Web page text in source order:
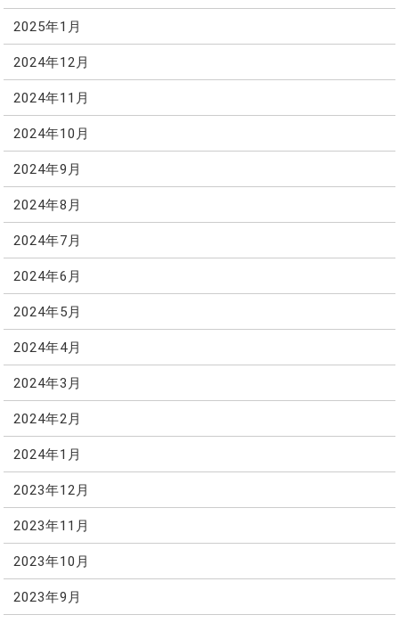
2025年1月
2024年12月
2024年11月
2024年10月
2024年9月
2024年8月
2024年7月
2024年6月
2024年5月
2024年4月
2024年3月
2024年2月
2024年1月
2023年12月
2023年11月
2023年10月
2023年9月